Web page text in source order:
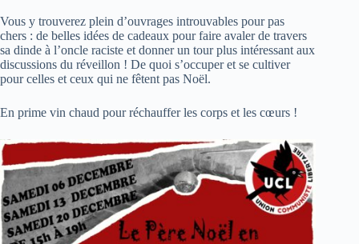
Vous y trouverez plein d’ouvrages introuvables pour pas
chers : de belles idées de cadeaux pour faire avaler de travers
sa dinde à l’oncle raciste et donner un tour plus intéressant aux
discussions du réveillon ! De quoi s’occuper et se cultiver
pour celles et ceux qui ne fêtent pas Noël.
En prime vin chaud pour réchauffer les corps et les cœurs !